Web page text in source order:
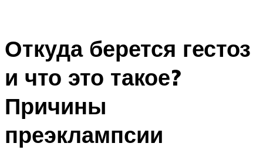
Откуда берется гестоз
и что это такое?
Причины
преэклампсии